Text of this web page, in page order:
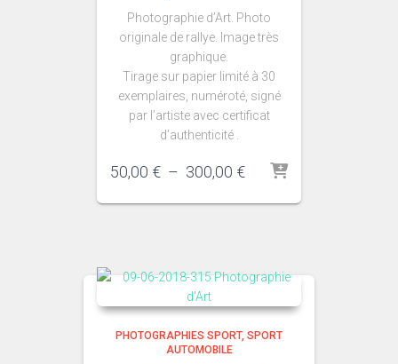
Photographie d’Art. Photo
originale de rallye. Image très
graphique.
Tirage sur papier limité à 30
exemplaires, numéroté, signé
par l’artiste avec certificat
d’authenticité .
50,00 € – 300,00 €Plage
prix :
PHOTOGRAPHIES SPORT SPORT
AUTOMOBILE